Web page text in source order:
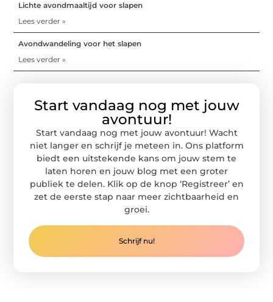
Lichte avondmaaltijd voor slapen
Lees verder »
Avondwandeling voor het slapen
Lees verder »
Start vandaag nog met jouw
avontuur!
Start vandaag nog met jouw avontuur! Wacht
niet langer en schrijf je meteen in. Ons platform
biedt een uitstekende kans om jouw stem te
laten horen en jouw blog met een groter
publiek te delen. Klik op de knop ‘Registreer’ en
zet de eerste stap naar meer zichtbaarheid en
groei.
Schrijf nu!